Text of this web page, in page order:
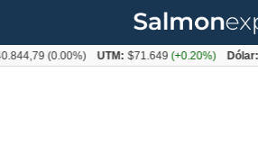
(0.00%) UTM: $71.649(+0.20%) Dólar: